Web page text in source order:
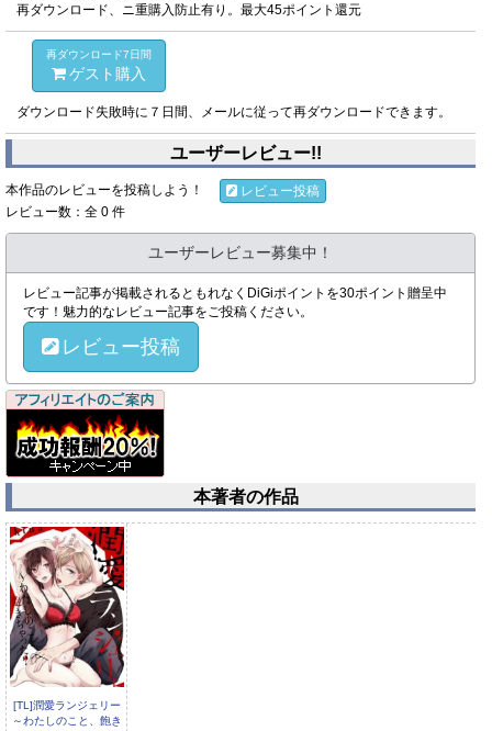
再ダウンロード、ニ重購入防止有り。最大45ポイント還元
再ダウンロード7日間
ゲスト購入
ダウンロード失敗時に７日間、メールに従って再ダウンロードできます。
ユーザーレビュー!!
本作品のレビューを投稿しよう！
レビュー投稿
レビュー数：全 0 件
ユーザーレビュー募集中！
レビュー記事が掲載されるともれなくDiGiポイントを30ポイント贈呈中
です！魅力的なレビュー記事をご投稿ください。
レビュー投稿
本著者の作品
[TL]潤愛ランジェリー
～わたしのこと、飽き